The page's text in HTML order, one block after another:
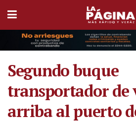
Segundo buque
transportador de
arriba al puerto